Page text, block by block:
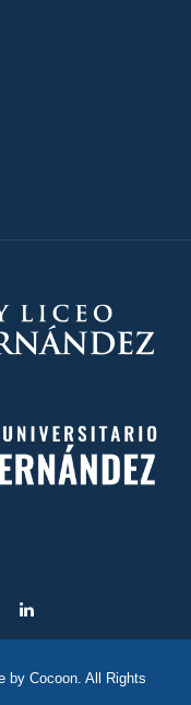
by Cocoon. All Rights